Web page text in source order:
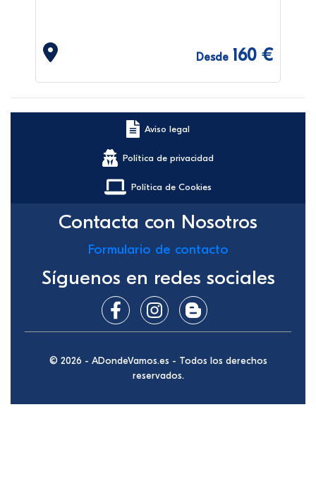
Desde 160 €
Aviso legal
Política de privacidad
Política de Cookies
Contacta con Nosotros
Formulario de contacto
Síguenos en redes sociales
© 2026 - ADondeVamos.es - Todos los derechos
reservados.